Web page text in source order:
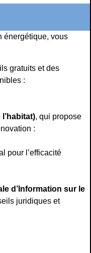
énergétique, vous
gratuits et des
:
, qui propose
:
pour l’efficacité
d’Information sur le
juridiques et